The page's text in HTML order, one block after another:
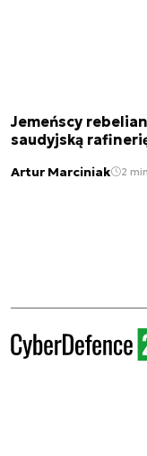
Jemeńscy
saudyjską
Artur Marciniak 2